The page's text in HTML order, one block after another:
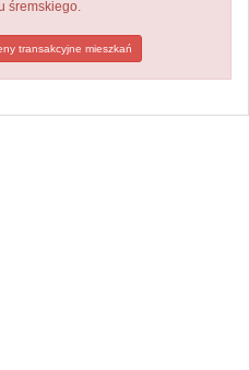
śremskiego.
transakcyjne mieszkań